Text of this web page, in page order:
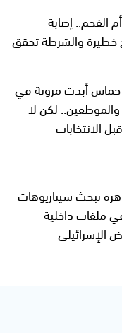
الفحم.. إصابة
خطيرة والشرطة تحقق
حماس أبدت مرونة في
لكن لا
الانتخابات
تبحث سيناريوهات
ملفات داخلية
الإسرائيلي